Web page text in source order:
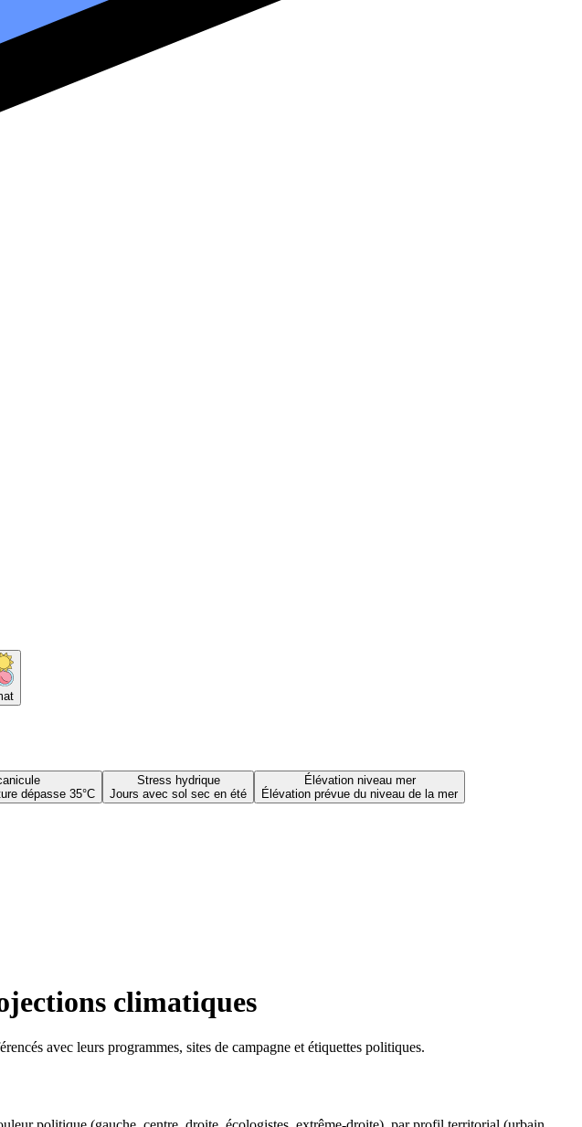
dépasse 35°C
Stress hydrique
Jours avec sol sec en été
Élévation niveau mer
Élévation prévue du niveau de la mer
climatiques
avec leurs programmes, sites de campagne et étiquettes politiques.